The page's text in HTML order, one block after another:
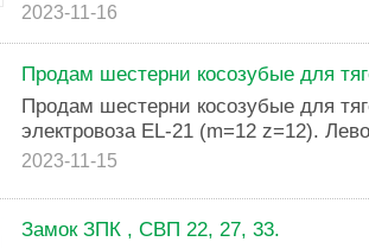
2023-11-16
Продам шестерни косозубые для
Продам шестерни косозубые для
электровоза EL-21 (m=12 z=12).
2023-11-15
Замок ЗПК , СВП 22, 27, 33.